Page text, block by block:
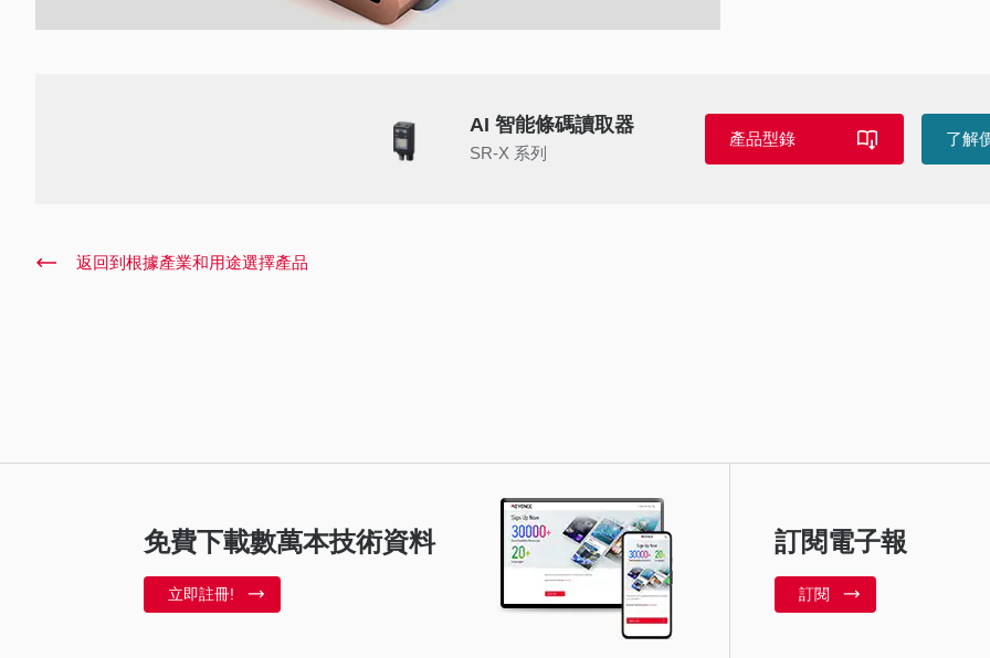
AI 智能條碼讀取器
SR-X 系列
產品型錄 了解
返回到根據產業和用途選擇產品
免費下載數萬本技術資料
立即註冊!
訂閱電子報
訂閱